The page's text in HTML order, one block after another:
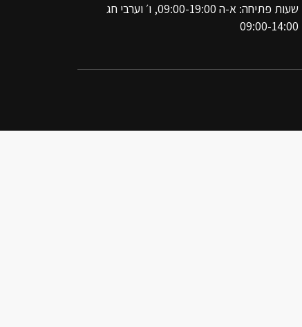
שעות פתיחה: א-ה 09:00-19:00, ו׳ וערבי חג
09:00-14:00